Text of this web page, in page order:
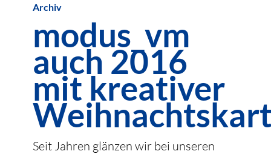
auch
2016
kreativer
Weihnachtskarte
Archiv
modus_vm
auch 2016
mit kreativer
Seit Jahren glänzen wir bei unseren